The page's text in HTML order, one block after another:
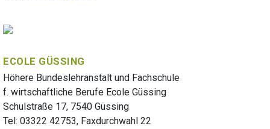
ECOLE GÜSSING
Höhere Bundeslehranstalt und Fachschule
f. wirtschaftliche Berufe Ecole Güssing
Schulstraße 17, 7540 Güssing
Tel: 03322 42753, Faxdurchwahl 22